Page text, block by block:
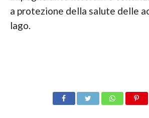
a protezione della salute delle
lago.